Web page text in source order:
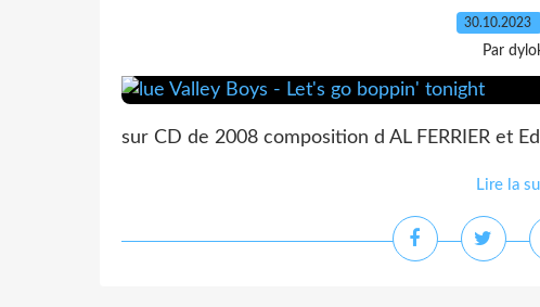
30.10.2023
Par
sur CD de 2008 composition d AL FERRIER et
Lire la